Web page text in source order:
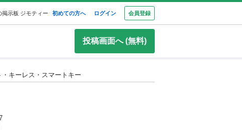
掲示板 ジモティー 初めての方へ ログイン 会員登録
投稿画面へ (無料)
キーレス・スマートキー